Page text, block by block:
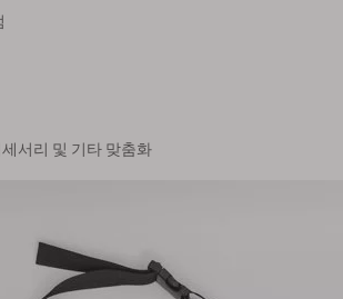
서리 및 기타 맞춤화